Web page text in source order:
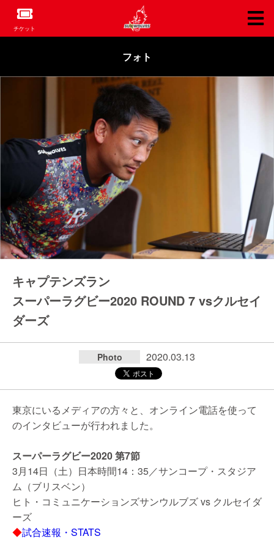
チケット
フォト
キャプテンズラン
スーパーラグビー2020 ROUND 7 vsクルセイ
ダーズ
Photo 2020.03.13
東京にいるメディアの方々と、オンライン電話を使って
のインタビューが行われました。
スーパーラグビー2020 第7節
3月14日（土）日本時間14：35／サンコープ・スタジア
ム（ブリスベン）
ヒト・コミュニケーションズサンウルブズ vs クルセイダ
ーズ
◆試合速報・STATS